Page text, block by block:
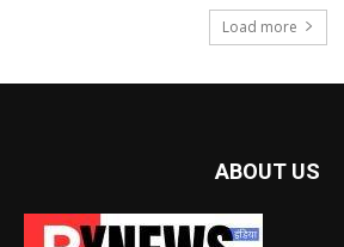
Load more
ABOUT US